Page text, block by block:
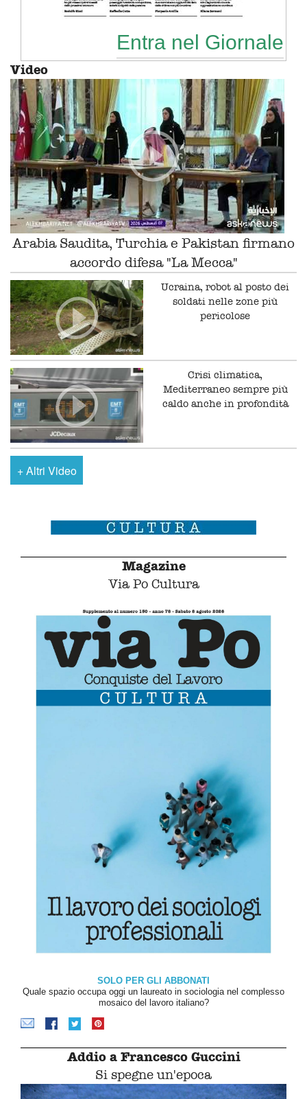
Entra nel Giornale
Video
Arabia Saudita, Turchia e Pakistan firmano
accordo difesa "La Mecca"
Ucraina, robot al posto dei
soldati nelle zone più
pericolose
Crisi climatica,
Mediterraneo sempre più
caldo anche in profondità
+Altri Video
Magazine
Via Po Cultura
SOLO PER GLI ABBONATI
Quale spazio occupa oggi un laureato in sociologia nel complesso
mosaico del lavoro italiano?
Addio a Francesco Guccini
Si spegne un'epoca